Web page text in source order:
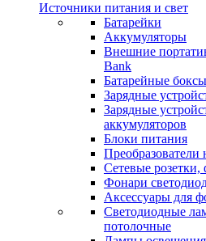
Источники питания и свет
Батарейки
Аккумуляторы
Внешние
Bank
Батарейные
Зарядные
Зарядные
аккумуляторов
Блоки питания
Преобразователи
Сетевые
Фонари
Аксессуары для
Светодиодные
потолочные